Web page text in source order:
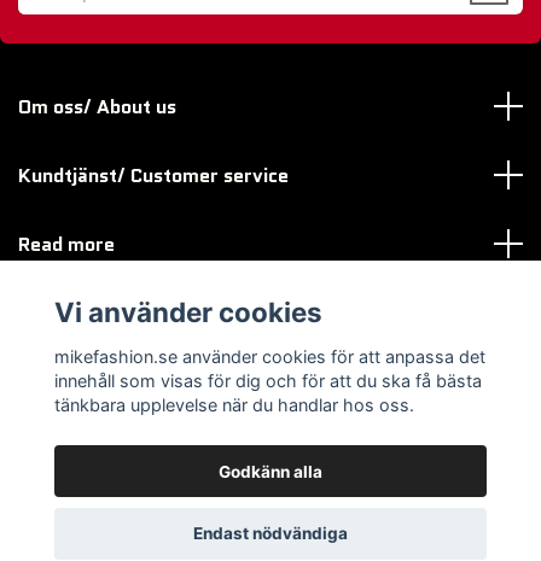
Om oss/ About us
Kundtjänst/ Customer service
Read more
Sociala medier
© 2026 mikefashion.se
Vi använder cookies
mikefashion.se använder cookies för att anpassa det
innehåll som visas för dig och för att du ska få bästa
tänkbara upplevelse när du handlar hos oss.
Godkänn alla
Endast nödvändiga